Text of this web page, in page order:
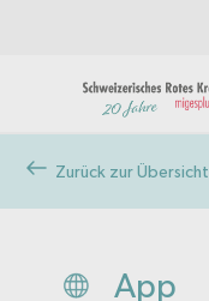
Zurück zur Übersicht
App